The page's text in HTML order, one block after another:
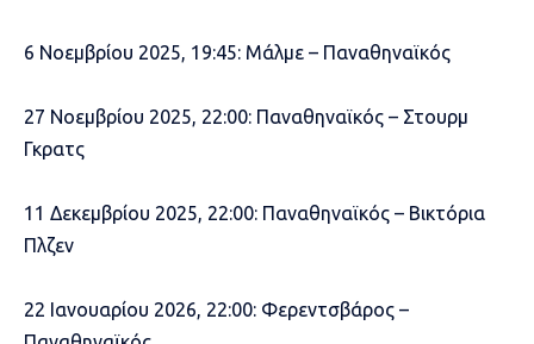
6 Νοεμβρίου 2025, 19:45: Μάλμε – Παναθηναϊκός
27 Νοεμβρίου 2025, 22:00: Παναθηναϊκός – Στουρμ
Γκρατς
11 Δεκεμβρίου 2025, 22:00: Παναθηναϊκός – Βικτόρια
Πλζεν
22 Ιανουαρίου 2026, 22:00: Φερεντσβάρος –